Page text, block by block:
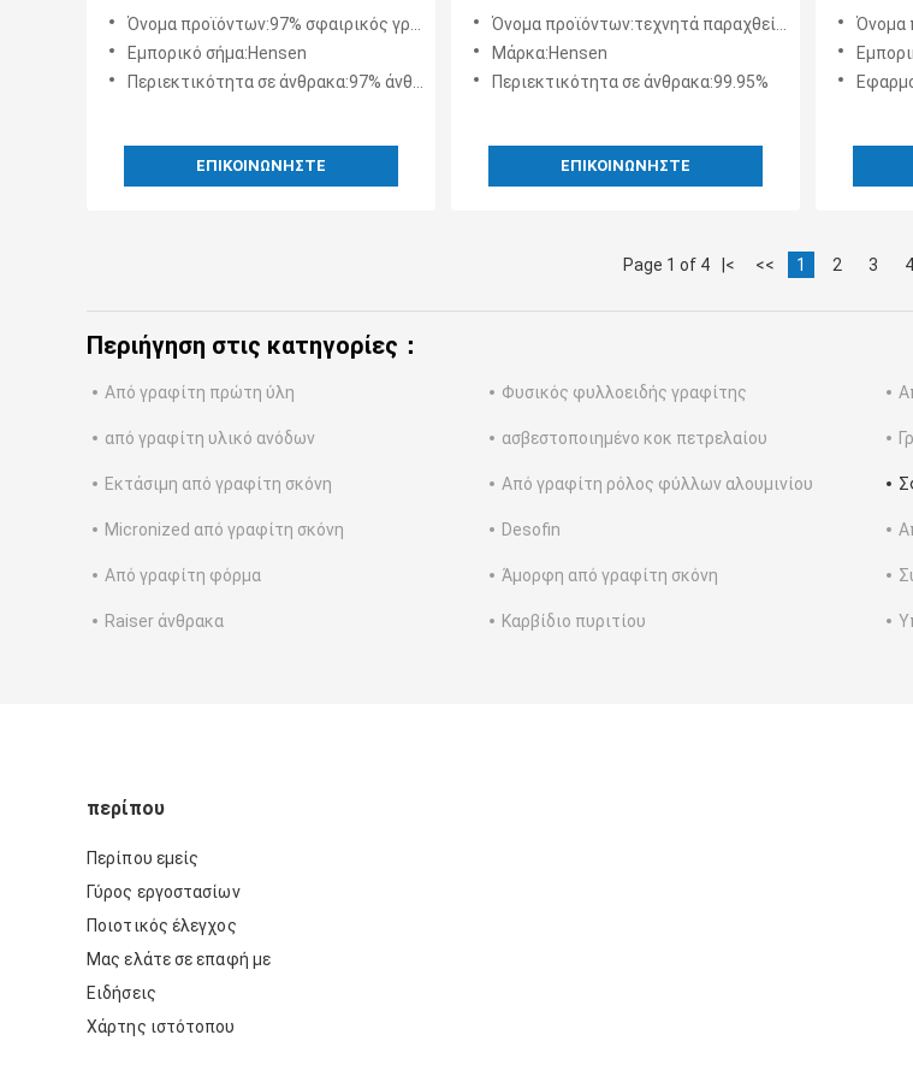
σφαιρικό από γραφίτη άνθρακα
SPG 97%
Όνομα προϊόντων:97% σφαιρικός γραφίτης
Εμπορικό σήμα:Hensen
Περιεκτικότητα σε άνθρακα:97% άνθρακας
ΕΠΙΚΟΙΝΩΝΉΣΤΕ
5um-25um
Όνομα προϊόντων:τεχνητά παραχθείς γραφίτης
Μάρκα:Hensen
Περιεκτικότητα σε άνθρακα:99.95%
ΕΠΙΚΟΙΝΩΝΉΣΤΕ
υγρασίας
Όνομα
Page 1 of 4 |< << 1 2 3 4
Περιήγηση στις κατηγορίες：
Από γραφίτη πρώτη ύλη Φυσικός φυλλοειδής γραφίτης
από γραφίτη υλικό ανόδων ασβεστοποιημένο κοκ πετρελαίου
Εκτάσιμη από γραφίτη σκόνη Από γραφίτη ρόλος φύλλων αλουμινίου
Micronized από γραφίτη σκόνη Desofin
Από γραφίτη φόρμα Άμορφη από γραφίτη σκόνη
Raiser άνθρακα Καρβίδιο πυριτίου
περίπου
Περίπου εμείς
Γύρος εργοστασίων
Ποιοτικός έλεγχος
Μας ελάτε σε επαφή με
Ειδήσεις
Χάρτης ιστότοπου